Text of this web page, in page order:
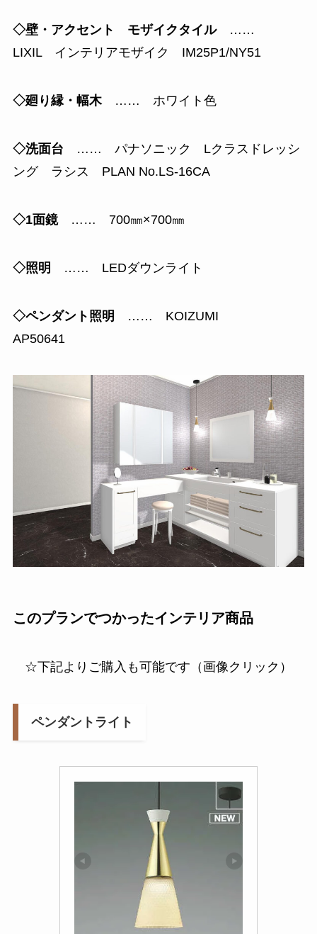
◇壁・アクセント モザイクタイル……
LIXIL インテリアモザイク IM25P1/NY51
◇廻り縁・幅木…… ホワイト色
◇洗面台 …… パナソニック Lクラスドレッシ
ング ラシス PLAN No.LS-16CA
◇1面鏡…… 700㎜×700㎜
◇照明 …… LEDダウンライト
◇ペンダント照明
…… KOIZUMI
AP50641
このプランでつかったインテリア商品
☆下記よりご購入も可能です（画像クリック）
ペンダントライト